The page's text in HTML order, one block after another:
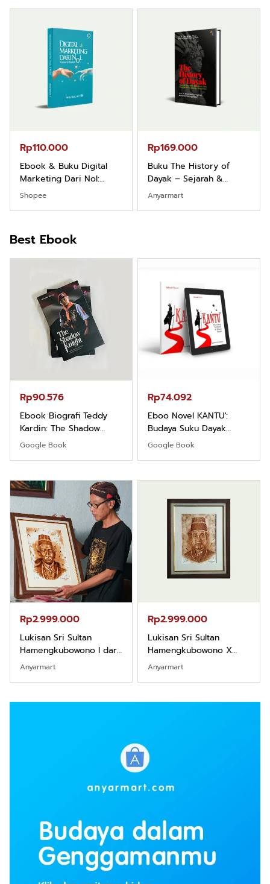
Rp110.000
Ebook & Buku Digital
Marketing Dari Nol:
Fondasi & Mindset untuk
Shopee
Rp169.000
Buku The History of
Dayak – Sejarah &
Identitas Borneo Asli
Anyarmart
Best Ebook
Rp90.576
Ebook Biografi Teddy
Kardin: The Shadow
Khight |
Google Book
Rp74.092
Eboo Novel KANTU':
Budaya Suku Dayak
Borneo
Google Book
Rp2.999.000
Lukisan Sri Sultan
Hamengkubowono I dari
Kopi Karya Rudi Winarso
Anyarmart
Rp2.999.000
Lukisan Sri Sultan
Hamengkubowono X
dari Kopi Karya Rudi
Anyarmart